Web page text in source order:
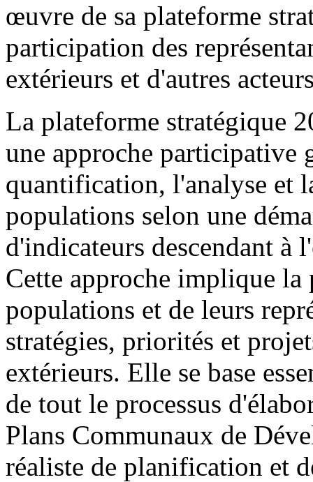
œuvre de sa plateforme
participation des
extérieurs et d'autres
La plateforme stratégique
une approche participative
quantification, l'analyse et
populations selon une
d'indicateurs descendant à
Cette approche implique
populations et de leurs
stratégies, priorités et
extérieurs. Elle se base
de tout le processus
Plans Communaux de
réaliste de planification et